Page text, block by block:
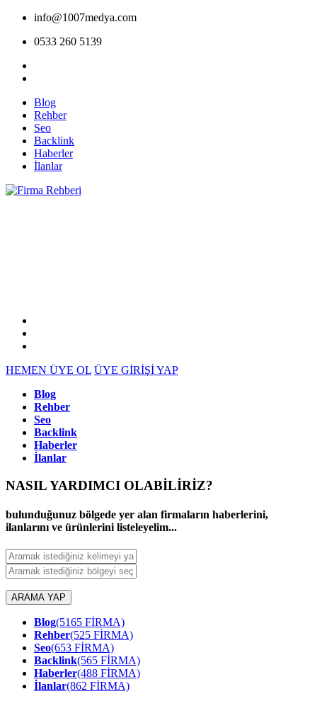
info@1007medya.com
0533 260 5139
Blog
Rehber
Seo
Backlink
Haberler
İlanlar
HEMEN ÜYE OL ÜYE GİRİŞİ YAP
Blog
Rehber
Seo
Backlink
Haberler
İlanlar
NASIL YARDIMCI OLABİLİRİZ?
bulunduğunuz bölgede yer alan firmaların haberlerini,
ilanlarını ve ürünlerini listeleyelim...
ARAMA YAP
Blog(5165 FİRMA)
Rehber(525 FİRMA)
Seo(653 FİRMA)
Backlink(565 FİRMA)
Haberler(488 FİRMA)
İlanlar(862 FİRMA)